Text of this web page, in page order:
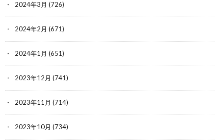
2024年3月 (726)
2024年2月 (671)
2024年1月 (651)
2023年12月 (741)
2023年11月 (714)
2023年10月 (734)